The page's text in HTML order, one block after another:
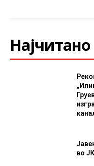
Најчитано
во